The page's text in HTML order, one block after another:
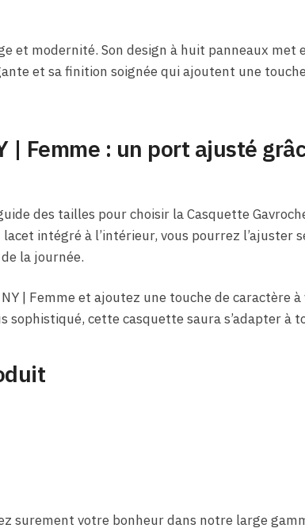
et modernité. Son design à huit panneaux met
et sa finition soignée qui ajoutent une
| Femme : un port ajusté
des tailles pour choisir la Casquette
intégré à l’intérieur, vous pourrez l’ajuster
la journée.
| Femme et ajoutez une touche de caractère à
cette casquette saura s’adapter à
surement votre bonheur dans notre large